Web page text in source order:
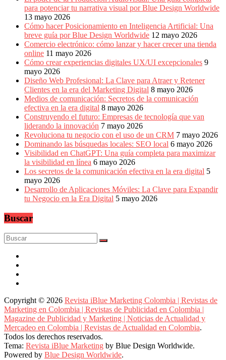
para potenciar tu narrativa visual por Blue Design Worldwide
13 mayo 2026
Cómo hacer Posicionamiento en Inteligencia Artificial: Una
breve guía por Blue Design Worldwide 12 mayo 2026
Comercio electrónico: cómo lanzar y hacer crecer una tienda
online 11 mayo 2026
Cómo crear experiencias digitales UX/UI excepcionales 9
mayo 2026
Diseño Web Profesional: La Clave para Atraer y Retener
Clientes en la era del Marketing Digital 8 mayo 2026
Medios de comunicación: Secretos de la comunicación
efectiva en la era digital 8 mayo 2026
Construyendo el futuro: Empresas de tecnología que van
liderando la innovación 7 mayo 2026
Revoluciona tu negocio con el uso de un CRM 7 mayo 2026
Dominando las búsquedas locales: SEO local 6 mayo 2026
Visibilidad en ChatGPT: Una guía completa para maximizar
la visibilidad en línea 6 mayo 2026
Los secretos de la comunicación efectiva en la era digital 5
mayo 2026
Desarrollo de Aplicaciones Móviles: La Clave para Expandir
tu Negocio en la Era Digital 5 mayo 2026
Buscar
Copyright © 2026 Revista iBlue Marketing Colombia | Revistas de
Marketing en Colombia | Revistas de Publicidad en Colombia |
Magazine de Publicidad y Marketing | Noticias de Actualidad y
Mercadeo en Colombia | Revistas de Actualidad en Colombia.
Todos los derechos reservados.
Tema: Revista iBlue Marketing by Blue Design Worldwide.
Powered by Blue Design Worldwide.